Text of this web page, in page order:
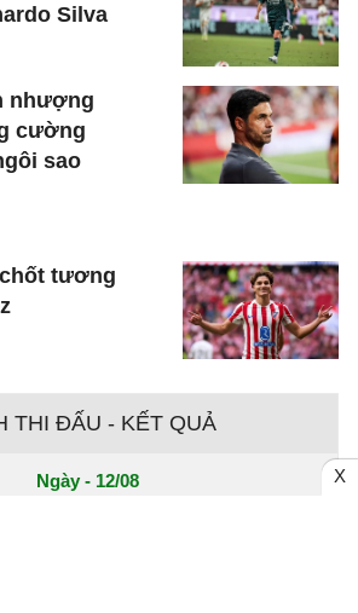
Silva
nhượng
cường
sao
tương
THI ĐẤU - KẾT QUẢ
Ngày - 12/08 X